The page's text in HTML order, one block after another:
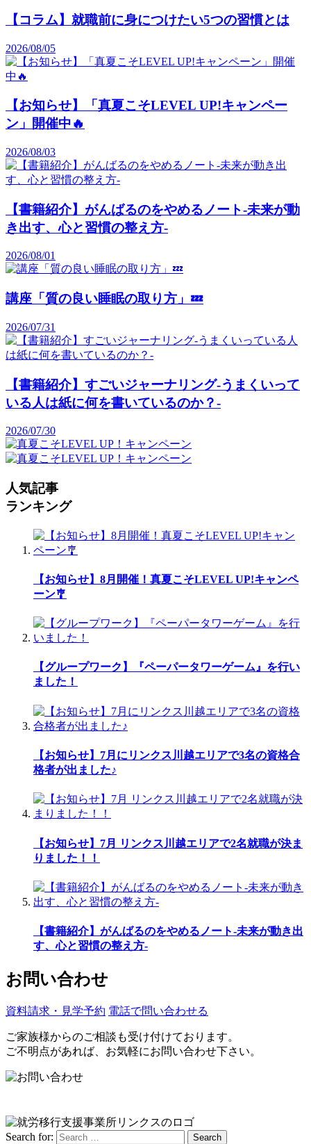
【コラム】就職前に身につけたい5つの習慣とは
2026/08/05
【お知らせ】「真夏こそLEVEL UP!キャンペー
ン」開催中🔥
2026/08/03
【書籍紹介】がんばるのをやめるノート-未来が動
き出す、心と習慣の整え方-
2026/08/01
講座「質の良い睡眠の取り方」💤
2026/07/31
【書籍紹介】すごいジャーナリング-うまくいって
いる人は紙に何を書いているのか？-
2026/07/30
人気記事
ランキング
【お知らせ】8月開催！真夏こそLEVEL UP!キャンペ
ーン🎐
【グループワーク】『ペーパータワーゲーム』を行い
ました！
【お知らせ】7月にリンクス川越エリアで3名の資格合
格者が出ました♪
【お知らせ】7月 リンクス川越エリアで2名就職が決ま
りました！！
【書籍紹介】がんばるのをやめるノート-未来が動き出
す、心と習慣の整え方-
お問い合わせ
資料請求・見学予約 電話で問い合わせる
ご家族様からのご相談も受け付けております。
ご不明点があれば、お気軽にお問い合わせ下さい。
Search for: Search